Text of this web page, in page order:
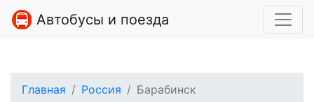
Автобусы и поезда
Главная Россия Барабинск